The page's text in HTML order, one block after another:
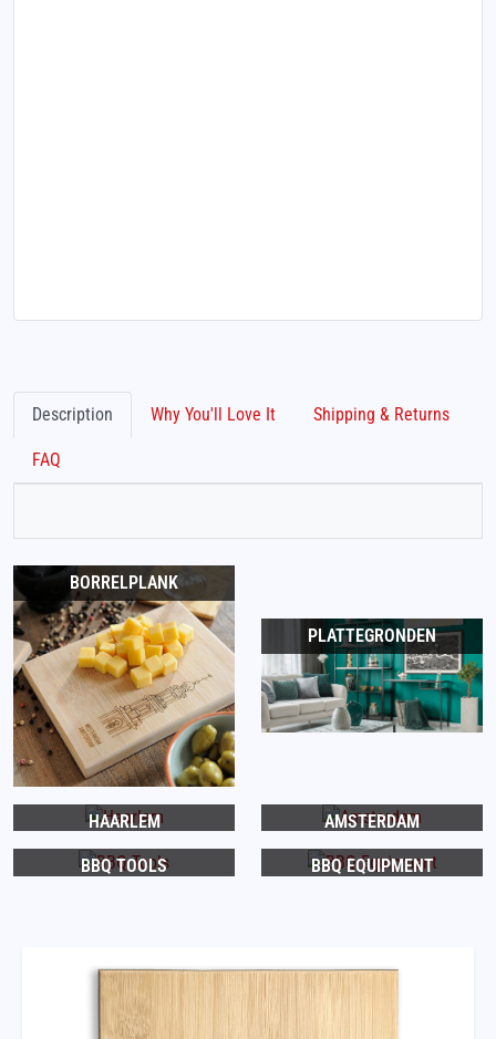
Description Why You'll Love It Shipping & Returns
FAQ
BORRELPLANK
PLATTEGRONDEN
HAARLEM AMSTERDAM
BBQ TOOLS BBQ EQUIPMENT